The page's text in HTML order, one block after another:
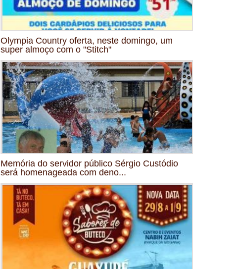
Olympia Country oferta, neste domingo, um
super almoço com o "Stitch"
Memória do servidor público Sérgio Custódio
será homenageada com deno...